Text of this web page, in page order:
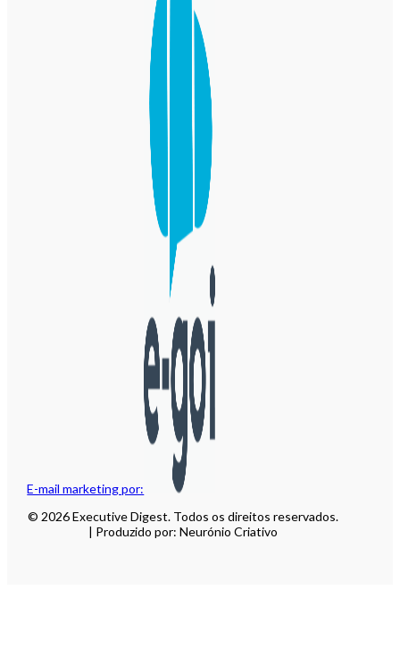
E-mail marketing por:
© 2026 Executive Digest. Todos os direitos reservados.
| Produzido por: Neurónio Criativo